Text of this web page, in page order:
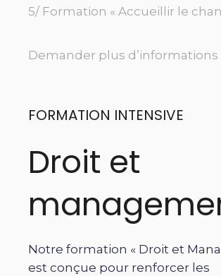
5/ Formation « Accueillir le
Demander plus d’informations
FORMATION INTENSIVE
Droit et
Notre formation « Droit et
est conçue pour renforcer les